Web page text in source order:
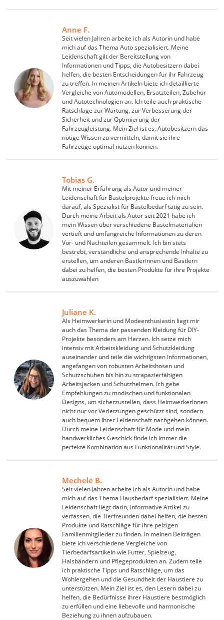
Anne F.
Seit vielen Jahren arbeite ich als Autorin und habe
mich auf das Thema Auto spezialisiert. Meine
Leidenschaft gilt der Bereitstellung von
Informationen und Tipps, die Autobesitzern dabei
helfen, die besten Entscheidungen für ihr Fahrzeug
zu treffen. In meinen Artikeln biete ich detaillierte
Vergleiche von Automodellen, Ersatzteilen, Zubehör
und Autotechnologien an. Ich teile auch praktische
Ratschläge zur Wartung, zur Verbesserung der
Sicherheit und zur Optimierung der
Fahrzeugleistung. Mein Ziel ist es, Autobesitzern das
nötige Wissen zu vermitteln, damit sie ihre
Fahrzeuge optimal nutzen können.
Tobias G.
Mit meiner Erfahrung als Autor und meiner
Leidenschaft für Bastelprojekte freue ich mich
darauf, als Spezialist für Bastelbedarf tätig zu sein.
Durch meine Arbeit als Autor seit 2021 habe ich
mein Wissen über verschiedene Bastelmaterialien
vertieft und umfangreiche Informationen zu deren
Vor- und Nachteilen gesammelt. Ich bin stets
bestrebt, verständliche und ansprechende Inhalte zu
erstellen, um anderen Bastlerinnen und Bastlern
dabei zu helfen, die besten Produkte für ihre Projekte
auszuwählen
Juliane K.
Als Heimwerkerin und Modeenthusiastin liegt mir
auch das Thema der passenden Kleidung für DIY-
Projekte besonders am Herzen. Ich setze mich
intensiv mit Arbeitskleidung und Schutzkleidung
auseinander und teile die wichtigsten Informationen,
angefangen von robusten Arbeitshosen und
Schutzschuhen bis hin zu strapazierfähigen
Arbeitsjacken und Schutzhelmen. Ich gebe
Empfehlungen zu modischen und funktionalen
Designs, um sicherzustellen, dass HeimwerkerInnen
nicht nur vor Verletzungen geschützt sind, sondern
auch bequem Ihrer Leidenschaft nachgehen können.
Durch meine Leidenschaft für Mode und mein
handwerkliches Geschick finde ich immer die
perfekte Kombination aus Funktionalität und Style.
Mechelé B.
Seit vielen Jahren arbeite ich als Autorin und habe
mich auf das Thema Hausbedarf spezialisiert. Meine
Leidenschaft liegt darin, informative Artikel zu
verfassen, die Tierfreunden dabei helfen, die besten
Produkte und Ratschläge für ihre pelzigen
Familienmitglieder zu finden. In meinen Beiträgen
biete ich verschiedene Vergleiche von
Tierbedarfsartikeln wie Futter, Spielzeug,
Halsbändern und Pflegeprodukten an. Zudem teile
ich praktische Tipps und Ratschläge, um das
Wohlergehen und die Gesundheit der Haustiere zu
unterstützen. Mein Ziel ist es, den Lesern dabei zu
helfen, die Bedürfnisse ihrer Haustiere bestmöglich
zu erfüllen und eine liebevolle und harmonische
Beziehung zu ihnen aufzubauen.